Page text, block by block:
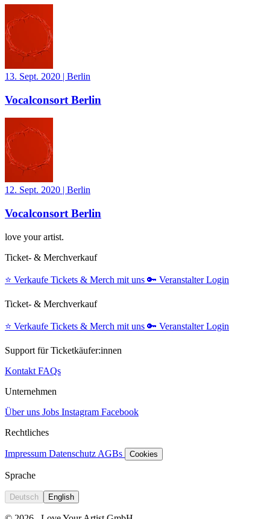
13. Sept. 2020 | Berlin
Vocalconsort Berlin
12. Sept. 2020 Berlin
Vocalconsort Berlin
love your artist.
Ticket- & Merchverkauf
⭐️ Verkaufe Tickets & Merch mit uns 🔑 Veranstalter Login
Ticket- & Merchverkauf
⭐️ Verkaufe Tickets & Merch mit uns 🔑 Veranstalter Login
Support für Ticketkäufer:innen
Kontakt FAQs
Unternehmen
Über uns Jobs Instagram Facebook
Rechtliches
Impressum Datenschutz AGBs Cookies
Sprache
Deutsch English